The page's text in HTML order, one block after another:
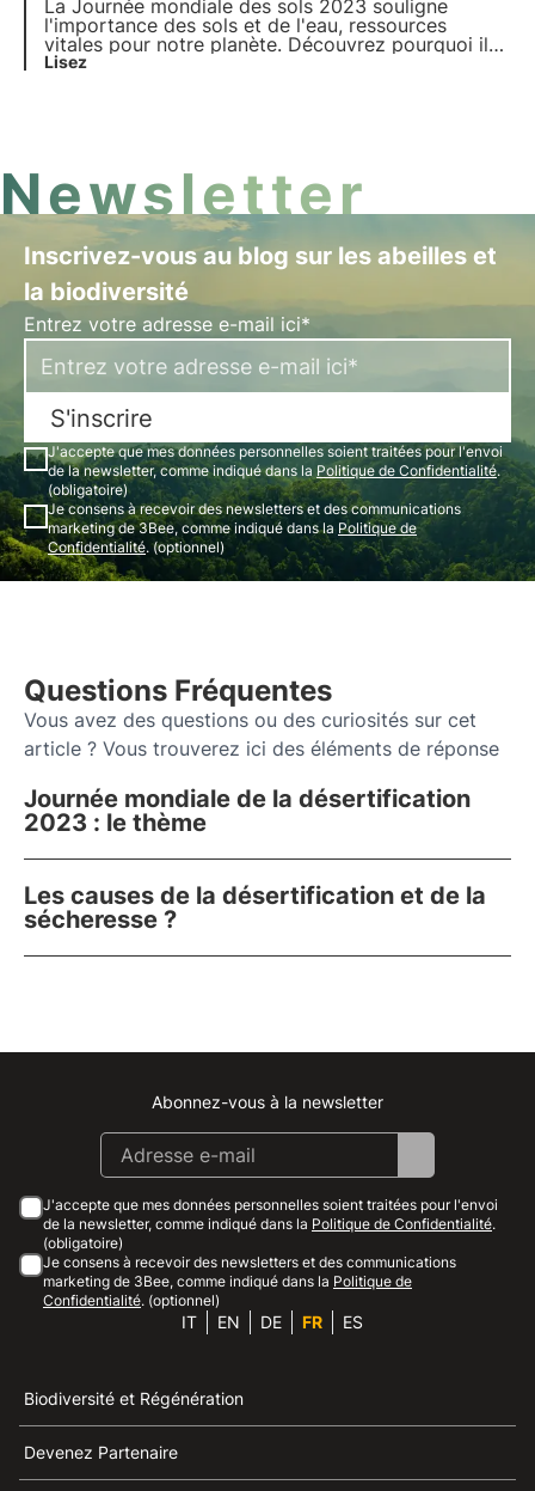
Journée mondiale de l'habitat.
La Journée mondiale des sols 2023 souligne
l'importance des sols et de l'eau, ressources
vitales pour notre planète. Découvrez pourquoi il
est vital de les préserver et comment 3Bee
Lisez
Newsletter
Inscrivez-vous au blog sur les abeilles et
la biodiversité
Entrez votre adresse e-mail ici*
S'inscrire
J'accepte que mes données personnelles soient traitées pour l'envoi
de la newsletter, comme indiqué dans la Politique de Confidentialité.
(obligatoire)
Je consens à recevoir des newsletters et des communications
marketing de 3Bee, comme indiqué dans la Politique de
Confidentialité. (optionnel)
Questions Fréquentes
Vous avez des questions ou des curiosités sur cet
article ? Vous trouverez ici des éléments de réponse
Journée mondiale de la désertification
2023 : le thème
Les causes de la désertification et de la
sécheresse ?
Instagram
Facebook
Linkedin
Youtube
Abonnez-vous à la newsletter
J'accepte que mes données personnelles soient traitées pour l'envoi
de la newsletter, comme indiqué dans la Politique de Confidentialité.
(obligatoire)
Je consens à recevoir des newsletters et des communications
marketing de 3Bee, comme indiqué dans la Politique de
Confidentialité. (optionnel)
IT EN DE FR ES
Biodiversité et Régénération
Devenez Partenaire